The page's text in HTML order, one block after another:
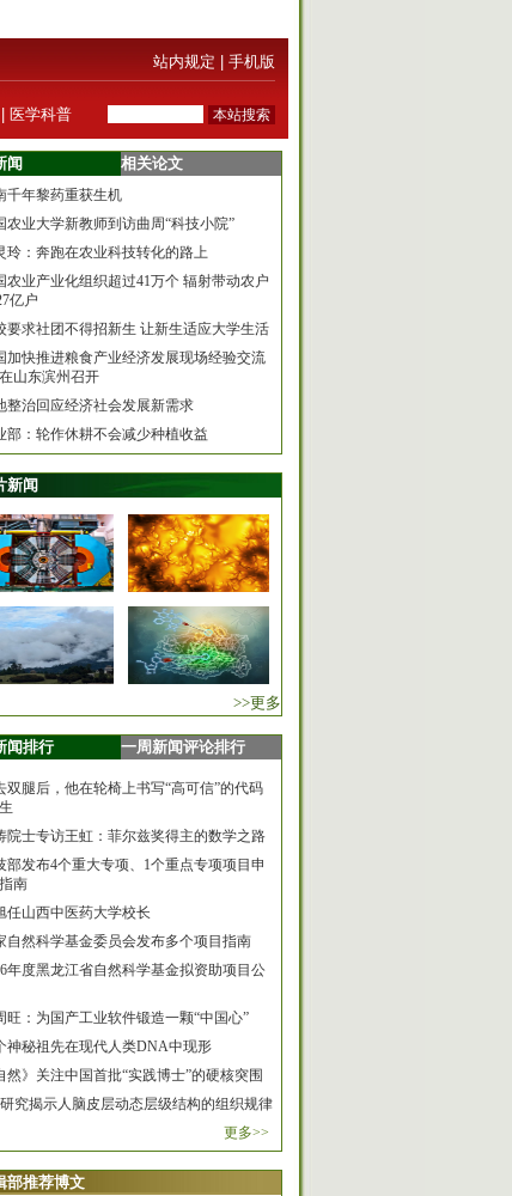
站内规定 手机版
医学科普
闻 相关论文
千年黎药重获生机
农业大学新教师到访曲周“科技小院”
玲：奔跑在农业科技转化的路上
农业产业化组织超过41万个 辐射带动农户
亿户
要求社团不得招新生 让新生适应大学生活
加快推进粮食产业经济发展现场经验交流
山东滨州召开
整治回应经济社会发展新需求
部：轮作休耕不会减少种植收益
新闻
>>更多
闻排行 一周新闻评论排行
双腿后，他在轮椅上书写“高可信”的代码
院士专访王虹：菲尔兹奖得主的数学之路
部发布4个重大专项、1个重点专项项目申
南
任山西中医药大学校长
自然科学基金委员会发布多个项目指南
年度黑龙江省自然科学基金拟资助项目公
旺：为国产工业软件锻造一颗“中国心”
神秘祖先在现代人类DNA中现形
然》关注中国首批“实践博士”的硬核突围
究揭示人脑皮层动态层级结构的组织规律
更多>>
部推荐博文